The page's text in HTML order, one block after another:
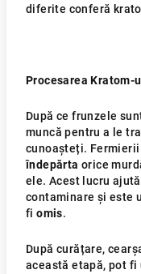
diferite conferă
Procesarea Kratom-
După ce frunzele
muncă pentru a le
cunoașteți.
îndepărta orice
ele. Acest lucru
contaminare și este
fi omis.
După curățare,
această etapă, pot fi